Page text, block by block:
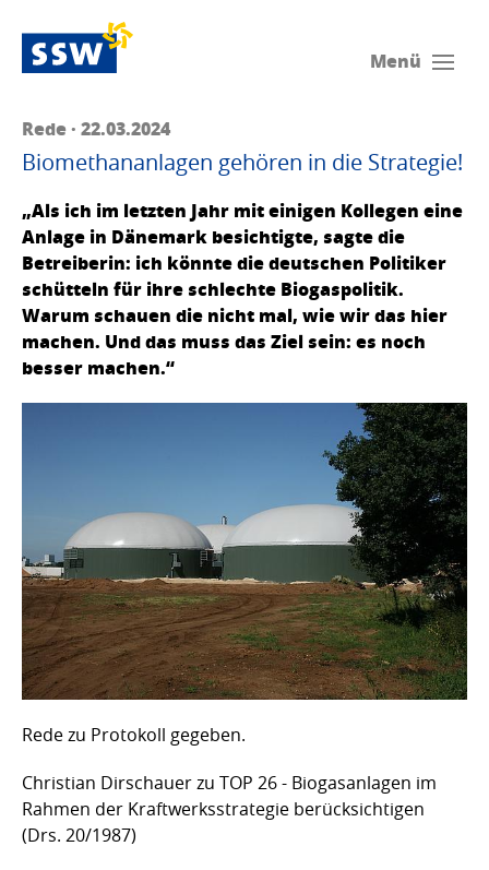
Menü
Rede · 22.03.2024
Biomethananlagen gehören in die Strategie!
„Als ich im letzten Jahr mit einigen Kollegen eine
Anlage in Dänemark besichtigte, sagte die
Betreiberin: ich könnte die deutschen Politiker
schütteln für ihre schlechte Biogaspolitik.
Warum schauen die nicht mal, wie wir das hier
machen. Und das muss das Ziel sein: es noch
besser machen.“
Rede zu Protokoll gegeben.
Christian Dirschauer zu TOP 26 - Biogasanlagen im
Rahmen der Kraftwerksstrategie berücksichtigen
(Drs. 20/1987)